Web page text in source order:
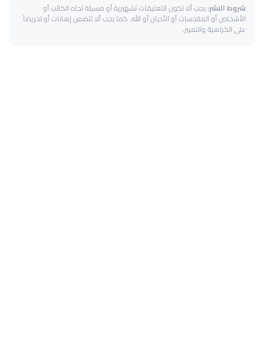
شروط النشر:يجب ألا تكون التعليقات تشهيرية أو مسيئة تجاه الكاتب أو
الأشخاص أو المقدسات أو الأديان أو الله. كما يجب ألا تتضمن إهانات أو تحريضاً
على الكراهية والتمييز.